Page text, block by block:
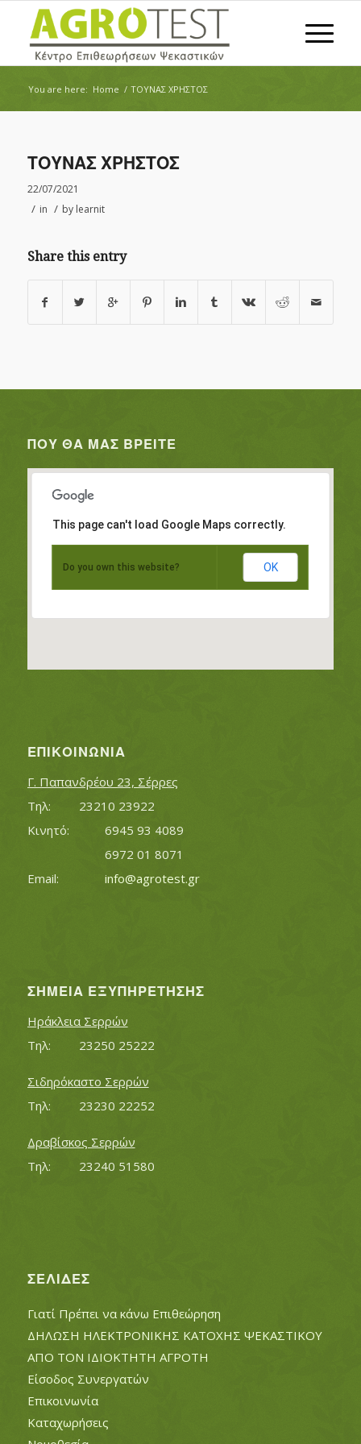
You are here: Home / ΤΟΥΝΑΣ ΧΡΗΣΤΟΣ
ΤΟΥΝΑΣ ΧΡΗΣΤΟΣ
22/07/2021
/ in / by learnit
Share this entry
ΠΟΥ ΘΑ ΜΑΣ ΒΡΕΊΤΕ
This page can't load Google Maps correctly.
Do you own this website? OK
ΕΠΙΚΟΙΝΩΝΊΑ
Γ. Παπανδρέου 23, Σέρρες
Τηλ:		23210 23922
Κινητό:		6945 93 4089
			6972 01 8071
info@agrotest.gr
ΣΗΜΕΊΑ ΕΞΥΠΗΡΈΤΗΣΗΣ
Ηράκλεια Σερρών
Τηλ:		23250 25222
Σιδηρόκαστο Σερρών
Τηλ:		23230 22252
Δραβίσκος Σερρών
Τηλ:		23240 51580
ΣΕΛΊΔΕΣ
Γιατί Πρέπει να κάνω Επιθεώρηση
ΔΗΛΩΣΗ ΗΛΕΚΤΡΟΝΙΚΗΣ ΚΑΤΟΧΗΣ ΨΕΚΑΣΤΙΚΟΥ
ΑΠΟ ΤΟΝ ΙΔΙΟΚΤΗΤΗ ΑΓΡΟΤΗ
Είσοδος Συνεργατών
Επικοινωνία
Καταχωρήσεις